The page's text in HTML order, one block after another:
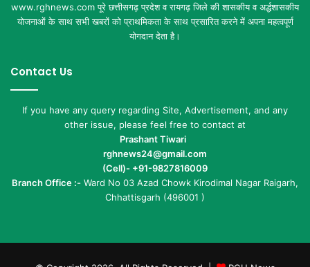
www.rghnews.com पूरे छत्तीसगढ़ प्रदेश व रायगढ़ जिले की शासकीय व अर्द्धशासकीय
योजनाओं के साथ सभी खबरों को प्राथमिकता के साथ प्रसारित करने में अपना महत्वपूर्ण
योगदान देता है।
Contact Us
If you have any query regarding Site, Advertisement, and any
other issue, please feel free to contact at
Prashant Tiwari
rghnews24@gmail.com
(Cell)- +91-9827816009
Branch Office :- Ward No 03 Azad Chowk Kirodimal Nagar Raigarh,
Chhattisgarh (496001 )